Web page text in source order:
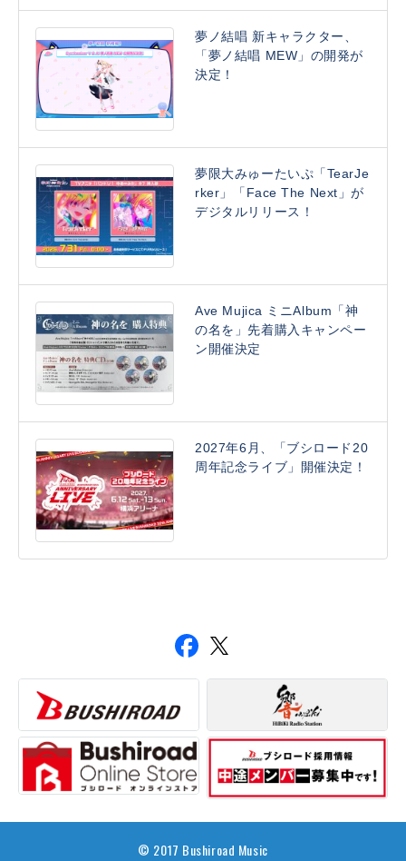
夢ノ結唱 新キャラクター、
「夢ノ結唱 MEW」の開発が
決定！
夢限大みゅーたいぷ「TearJe
rker」「Face The Next」が
デジタルリリース！
Ave Mujica ミニAlbum「神
の名を」先着購入キャンペー
ン開催決定
2027年6月、「ブシロード20
周年記念ライブ」開催決定！
© 2017 Bushiroad Music